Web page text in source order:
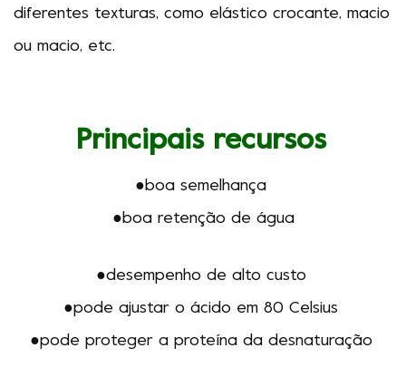
diferentes texturas, como elástico crocante, macio
ou macio, etc.
Principais recursos
●boa semelhança
●boa retenção de água
●desempenho de alto custo
●pode ajustar o ácido em 80 Celsius
●pode proteger a proteína da desnaturação